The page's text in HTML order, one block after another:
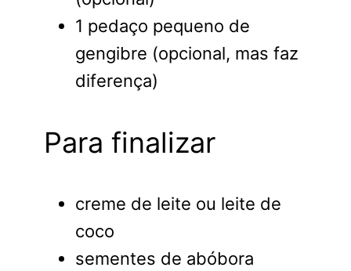
1 pedaço pequeno de
gengibre (opcional, mas faz
diferença)
Para finalizar
creme de leite ou leite de
coco
sementes de abóbora